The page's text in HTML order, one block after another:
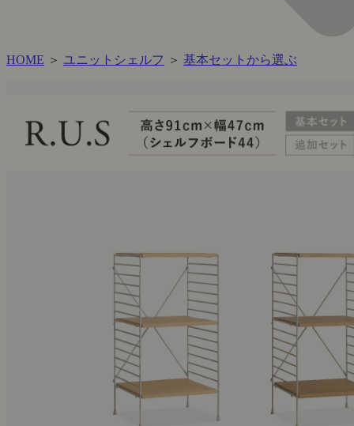
HOME ＞ ユニットシェルフ ＞ 基本セットから選ぶ